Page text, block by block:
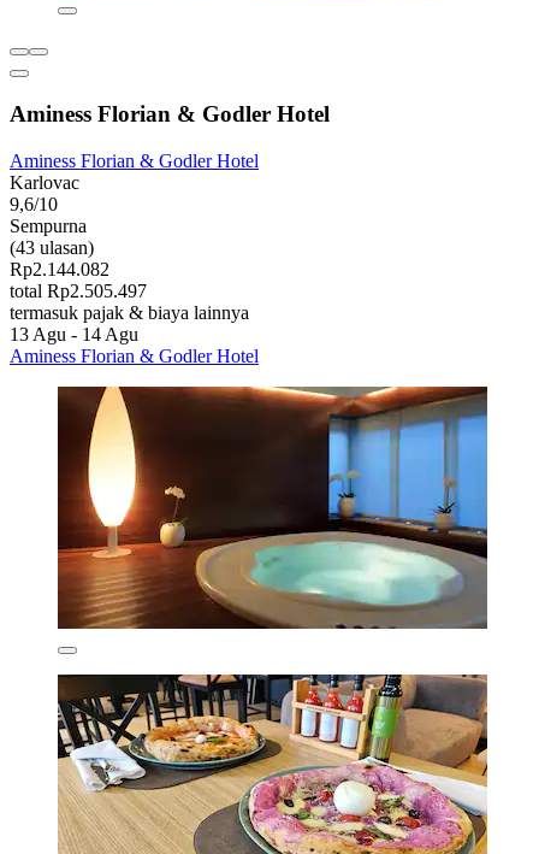
Aminess Florian & Godler Hotel
Aminess Florian & Godler Hotel
Karlovac
9,6/10
Sempurna
(43 ulasan)
Rp2.144.082
total Rp2.505.497
termasuk pajak & biaya lainnya
13 Agu - 14 Agu
Aminess Florian & Godler Hotel